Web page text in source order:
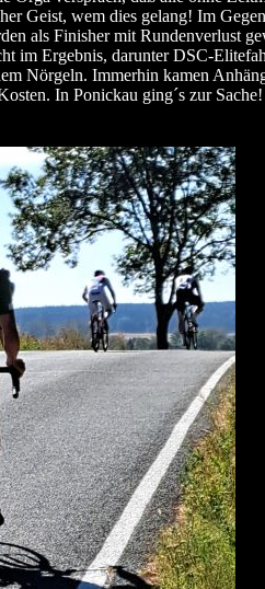
Geist, wem dies gelang! Im
als Finisher mit Rundenverlust
im Ergebnis, darunter DSC-
Nörgeln. Immerhin kamen
In Ponickau ging´s zur